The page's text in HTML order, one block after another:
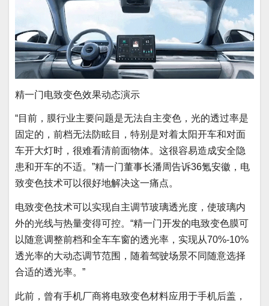
精一门电致变色效果动态演示
“目前，膜行业主要问题是无法自主变色，光的透过率是
固定的，前档无法防眩目，特别是对着太阳开车和对面
车开大灯时，很难看清前面物体。这很容易造成安全隐
患和开车的不适。”精一门董事长潘周告诉36氪安徽，电
致变色技术可以很好地解决这一痛点。
电致变色技术可以实现自主调节玻璃透光度，使玻璃内
外的光线与热量变得可控。“精一门开发的电致变色膜可
以随意调整前档和全车车窗的透光率，实现从70%-10%
透光率的大动态调节范围，随着驾驶场景不同随意选择
合适的透光率。”
此前，曾有手机厂商将电致变色材料应用于手机后盖，